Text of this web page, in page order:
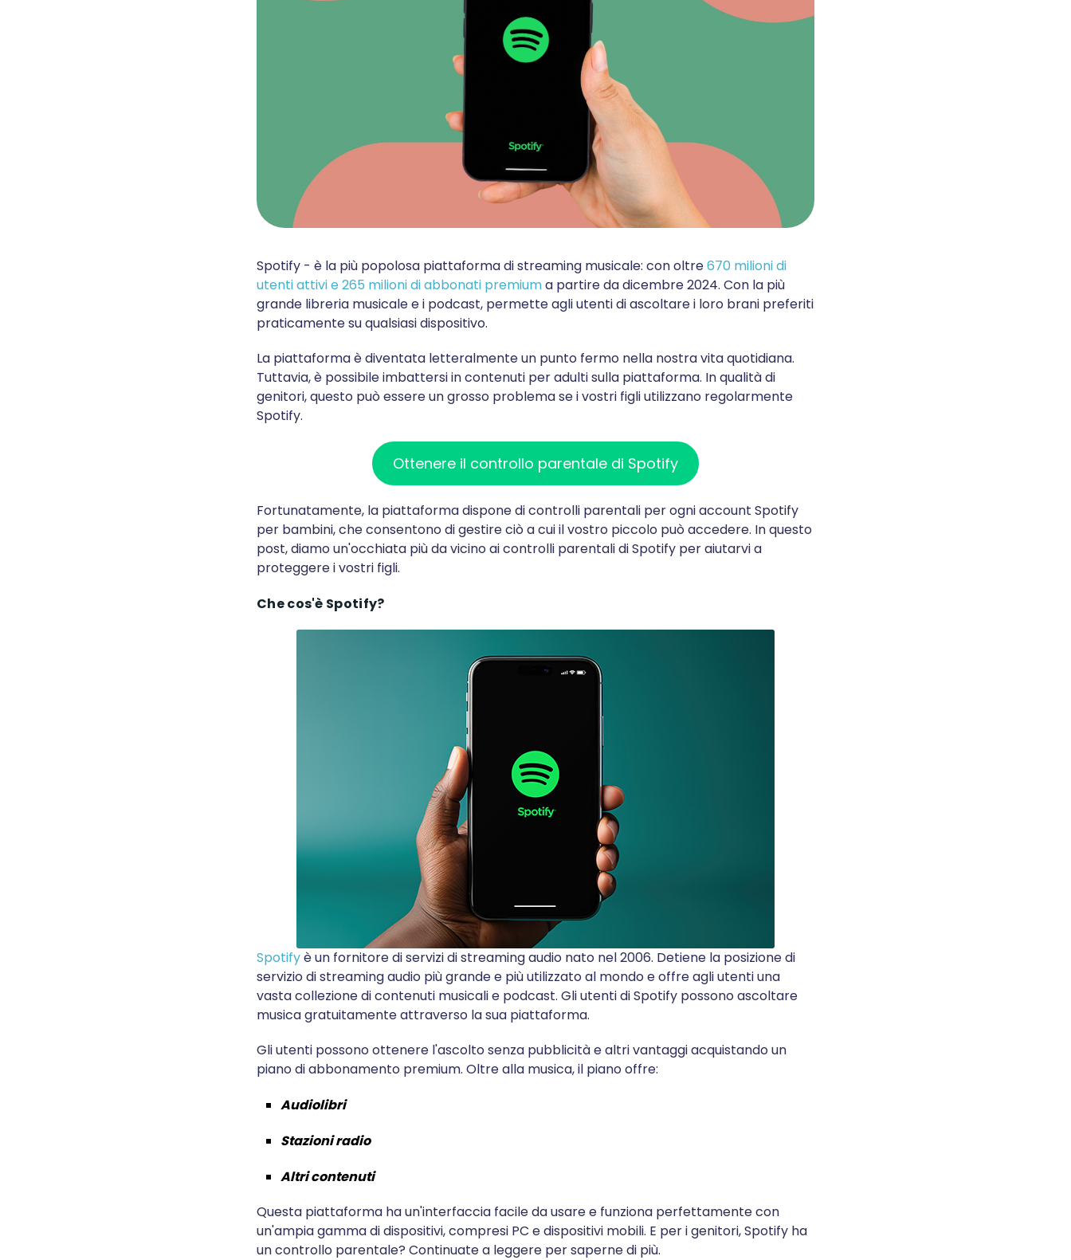
Spotify - è la più popolosa piattaforma di streaming musicale: con oltre670 milioni di
utenti attivi e 265 milioni di abbonati premiuma partire da dicembre 2024. Con la più
grande libreria musicale e i podcast, permette agli utenti di ascoltare i loro brani preferiti
praticamente su qualsiasi dispositivo.
La piattaforma è diventata letteralmente un punto fermo nella nostra vita quotidiana.
Tuttavia, è possibile imbattersi in contenuti per adulti sulla piattaforma. In qualità di
genitori, questo può essere un grosso problema se i vostri figli utilizzano regolarmente
Spotify.
Ottenere il controllo parentale di Spotify
Fortunatamente, la piattaforma dispone di controlli parentali per ogni account Spotify
per bambini, che consentono di gestire ciò a cui il vostro piccolo può accedere. In questo
post, diamo un'occhiata più da vicino ai controlli parentali di Spotify per aiutarvi a
proteggere i vostri figli.
Che cos'è Spotify?
Spotifyè un fornitore di servizi di streaming audio nato nel 2006. Detiene la posizione di
servizio di streaming audio più grande e più utilizzato al mondo e offre agli utenti una
vasta collezione di contenuti musicali e podcast. Gli utenti di Spotify possono ascoltare
musica gratuitamente attraverso la sua piattaforma.
Gli utenti possono ottenere l'ascolto senza pubblicità e altri vantaggi acquistando un
piano di abbonamento premium. Oltre alla musica, il piano offre:
Audiolibri
Stazioni radio
Altri contenuti
Questa piattaforma ha un'interfaccia facile da usare e funziona perfettamente con
un'ampia gamma di dispositivi, compresi PC e dispositivi mobili. E per i genitori, Spotify ha
un controllo parentale? Continuate a leggere per saperne di più.